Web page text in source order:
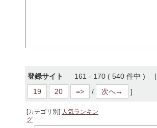
登録サイト 161 - 170 ( 540 件中 ) [
19
20 => / 次へ→ ]
[カテゴリ別] 人気ランキン
グ